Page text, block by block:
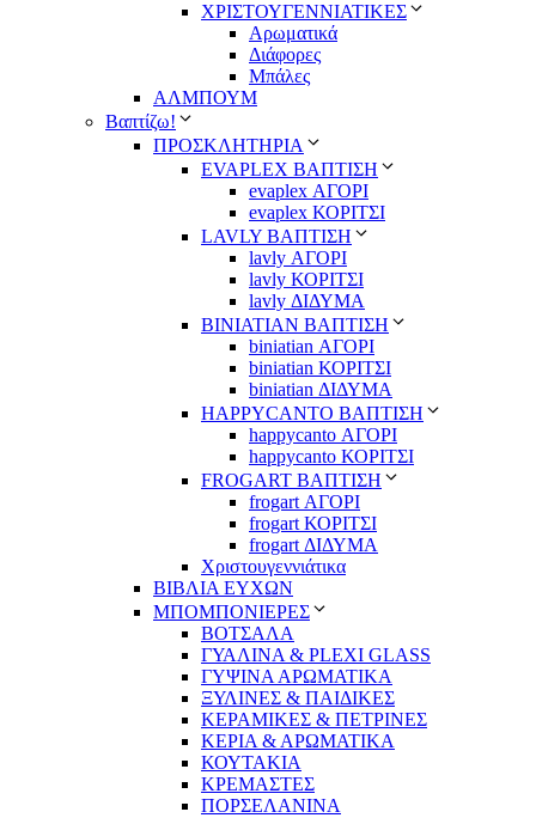
ΧΡΙΣΤΟΥΓΕΝΝΙΑΤΙΚΕΣ
Αρωματικά
Διάφορες
Μπάλες
ΑΛΜΠΟΥΜ
Βαπτίζω!
ΠΡΟΣΚΛΗΤΗΡΙΑ
EVAPLEX ΒΑΠΤΙΣΗ
evaplex ΑΓΟΡΙ
evaplex ΚΟΡΙΤΣΙ
LAVLY ΒΑΠΤΙΣΗ
lavly ΑΓΟΡΙ
lavly ΚΟΡΙΤΣΙ
lavly ΔΙΔΥΜΑ
ΒΙΝΙΑΤΙΑΝ ΒΑΠΤΙΣΗ
biniatian ΑΓΟΡΙ
biniatian ΚΟΡΙΤΣΙ
biniatian ΔΙΔΥΜΑ
HAPPYCANTO ΒΑΠΤΙΣΗ
happycanto ΑΓΟΡΙ
happycanto ΚΟΡΙΤΣΙ
FROGART ΒΑΠΤΙΣΗ
frogart ΑΓΟΡΙ
frogart ΚΟΡΙΤΣΙ
frogart ΔΙΔΥΜΑ
Χριστουγεννιάτικα
ΒΙΒΛΙΑ ΕΥΧΩΝ
ΜΠΟΜΠΟΝΙΕΡΕΣ
ΒΟΤΣΑΛΑ
ΓΥΑΛΙΝΑ & PLEXI GLASS
ΓΥΨΙΝΑ ΑΡΩΜΑΤΙΚΑ
ΞΥΛΙΝΕΣ & ΠΑΙΔΙΚΕΣ
ΚΕΡΑΜΙΚΕΣ & ΠΕΤΡΙΝΕΣ
ΚΕΡΙΑ & ΑΡΩΜΑΤΙΚΑ
ΚΟΥΤΑΚΙΑ
ΚΡΕΜΑΣΤΕΣ
ΠΟΡΣΕΛΑΝΙΝΑ